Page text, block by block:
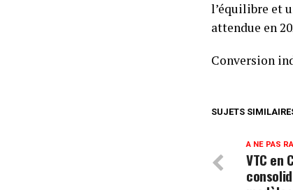
l’équilibre et
attendue en
Conversion
SUJETS
A NE PAS
VTC en